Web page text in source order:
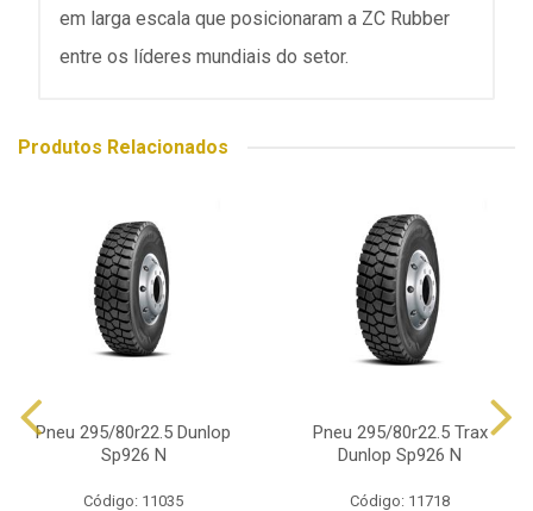
em larga escala que posicionaram a ZC Rubber
entre os líderes mundiais do setor.
Produtos Relacionados
Pneu 295/80r22.5 Dunlop
Sp926 N
Código: 11035
Pneu 295/80r22.5 Trax
Dunlop Sp926 N
Código: 11718